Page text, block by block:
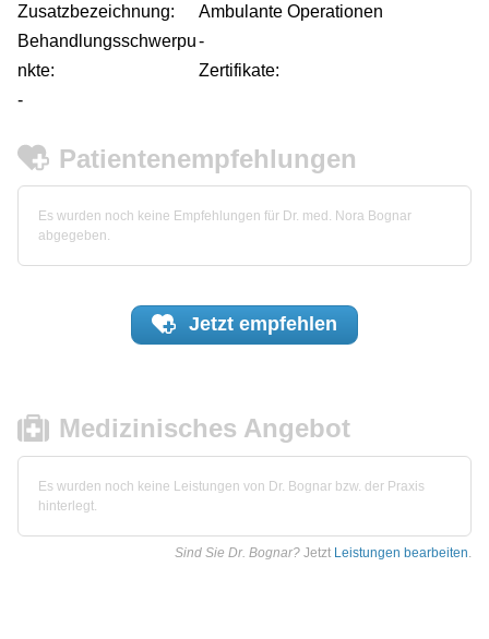
Zusatzbezeichnung:
Ambulante Operationen
Behandlungsschwerpu
nkte:
-
Zertifikate:
-
Patientenempfehlungen
Es wurden noch keine Empfehlungen für Dr. med. Nora Bognar
abgegeben.
Jetzt empfehlen
Medizinisches Angebot
Es wurden noch keine Leistungen von Dr. Bognar bzw. der Praxis
hinterlegt.
Sind Sie Dr. Bognar? Jetzt Leistungen bearbeiten.